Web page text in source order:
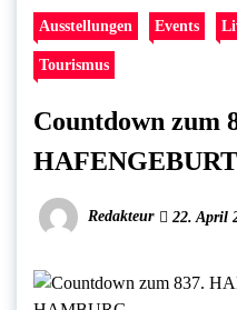
Ausstellungen Events
Tourismus
Countdown zum
Redakteur 22. April